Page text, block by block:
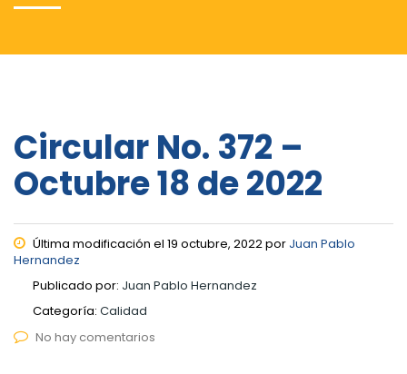
Circular No. 372 –
Octubre 18 de 2022
Última modificación el 19 octubre, 2022 por Juan Pablo
Hernandez
Publicado por: Juan Pablo Hernandez
Categoría: Calidad
No hay comentarios